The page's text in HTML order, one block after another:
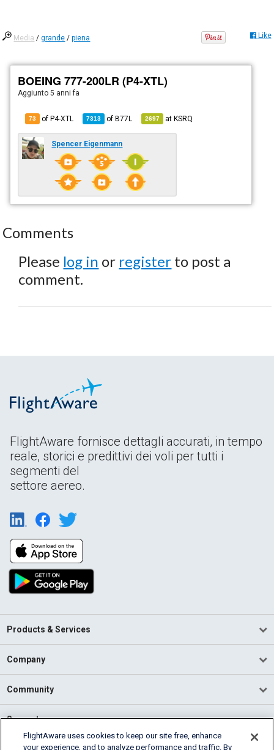
Media /grande /piena Like
BOEING 777-200LR (P4-XTL)
Aggiunto5 anni fa
73 of P4-XTL 7313 ofB77L 2697 atKSRQ
Spencer Eigenmann
Comments
Please log in or register to post a
comment.
FlightAware fornisce dettagli accurati, in tempo
reale, storici e predittivi dei voli per tutti i
segmenti del
settore aereo.
Products & Services
Company
Community
Support
FlightAware uses cookies to keep our site free, enhance
your experience, and to analyze performance and traffic. By